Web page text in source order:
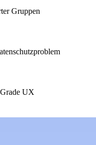
Gruppen
UX